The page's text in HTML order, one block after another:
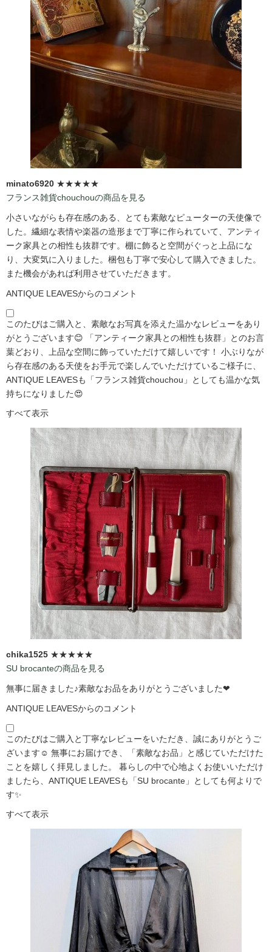
minato6920 ★★★★★
フランス雑貨chouchouの商品を見る
小さいながらも存在感のある、とても素敵なピューターの天使像で
した。繊細な表情や楽器の造形まで丁寧に作られていて、アンティ
ーク家具との相性も抜群です。棚に飾ると空間がぐっと上品にな
り、大変気に入りました。梱包も丁寧で安心して購入できました。
また機会があれば利用させていただきます。
ANTIQUE LEAVESからのコメント
このたびはご購入と、素敵なお写真を添えた温かなレビューをあり
がとうございます😊 「アンティーク家具との相性も抜群」とのお言
葉どおり、上品な空間に飾っていただけて嬉しいです！ 小ぶりなが
ら存在感のある天使をお手元で楽しんでいただけているご様子に、
ANTIQUE LEAVESも「フランス雑貨chouchou」としても温かな気
持ちになりました😍
すべて表示
chika1525 ★★★★★
SU brocanteの商品を見る
無事に届きました♪素敵なお品をありがとうございました❤
ANTIQUE LEAVESからのコメント
このたびはご購入と丁寧なレビューをいただき、誠にありがとうご
ざいます☺️ 無事にお届けでき、「素敵なお品」と感じていただけた
ことを嬉しく拝見しました。 暮らしの中で心地よくお使いいただけ
ましたら、ANTIQUE LEAVESも「SU brocante」としても何よりで
す✨
すべて表示